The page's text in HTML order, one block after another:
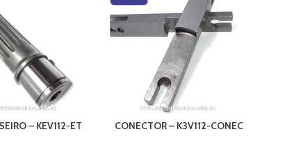
– KEV112-ET CONECTOR – K3V112-CONEC